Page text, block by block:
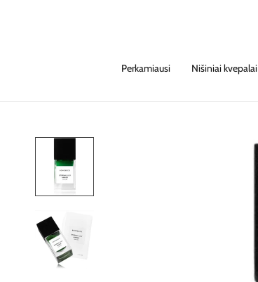
Perkamiausi Nišiniai kvepalai